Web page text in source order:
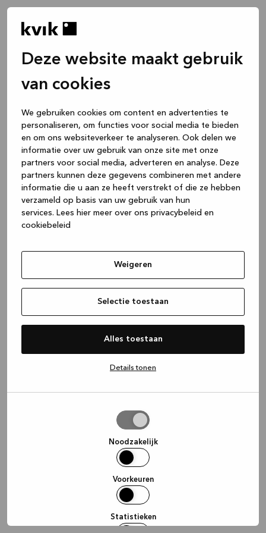
Deze website maakt gebruik
van cookies
We gebruiken cookies om content en advertenties te
personaliseren, om functies voor social media te bieden
en om ons websiteverkeer te analyseren. Ook delen we
informatie over uw gebruik van onze site met onze
partners voor social media, adverteren en analyse. Deze
partners kunnen deze gegevens combineren met andere
informatie die u aan ze heeft verstrekt of die ze hebben
verzameld op basis van uw gebruik van hun
services. Lees hier meer over ons privacybeleid en
cookiebeleid
Weigeren
Selectie toestaan
Alles toestaan
Details tonen
Noodzakelijk
Voorkeuren
Statistieken
(see the browser console for more
information).